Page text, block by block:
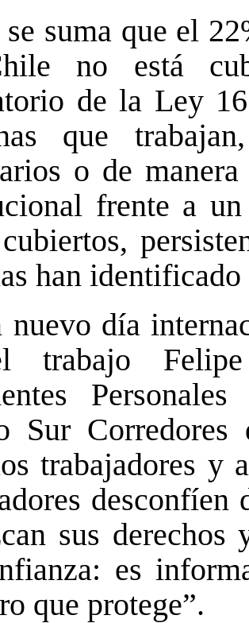
suma que el
no está
de la Ley
que
o de
frente a
han identificado
nuevo día
trabajo Felipe
Sur Corredores
trabajadores y
desconfíen
sus
es
que protege”.